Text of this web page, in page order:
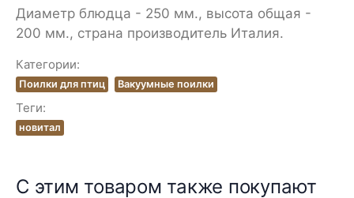
Диаметр блюдца - 250 мм., высота общая -
200 мм., страна производитель Италия.
Категории:
Поилки для птиц Вакуумные поилки
Теги:
новитал
С этим товаром также покупают